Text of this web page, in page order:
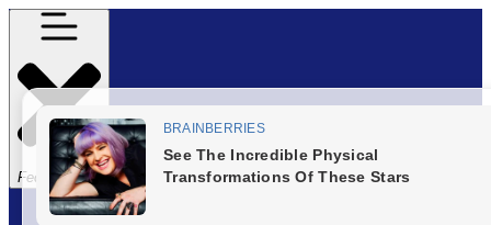
Fechar Menu